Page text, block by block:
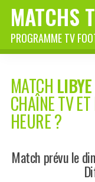
MATCHS
PROGRAMME TV
MATCH LIBYE
CHAÎNE TV
HEURE ?
Match prévu le